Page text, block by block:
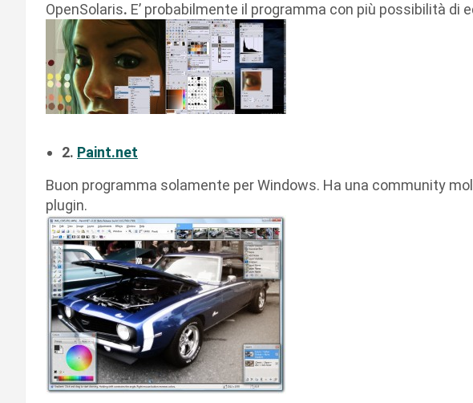
OpenSolaris. E’ probabilmente il programma con più possibilità di
2. Paint.net
Buon programma solamente per Windows. Ha una community
plugin.